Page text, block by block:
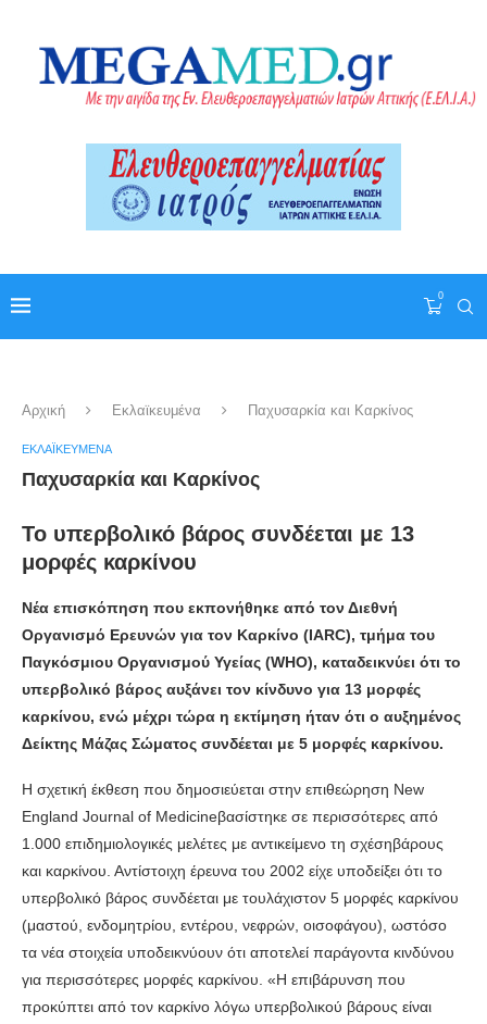
0
Αρχική Εκλαϊκευμένα Παχυσαρκία και Καρκίνος
ΕΚΛΑΪΚΕΥΜΈΝΑ
Παχυσαρκία και Καρκίνος
Το υπερβολικό βάρος συνδέεται με 13
μορφές καρκίνου
Νέα επισκόπηση που εκπονήθηκε από τον Διεθνή
Οργανισμό Ερευνών για τον Καρκίνο (IARC), τμήμα του
Παγκόσμιου Οργανισμού Υγείας (WHO), καταδεικνύει ότι το
υπερβολικό βάρος αυξάνει τον κίνδυνο για 13 μορφές
καρκίνου, ενώ μέχρι τώρα η εκτίμηση ήταν ότι ο αυξημένος
Δείκτης Μάζας Σώματος συνδέεται με 5 μορφές καρκίνου.
Η σχετική έκθεση που δημοσιεύεται στην επιθεώρηση New
England Journal of Medicineβασίστηκε σε περισσότερες από
1.000 επιδημιολογικές μελέτες με αντικείμενο τη σχέσηβάρους
και καρκίνου. Αντίστοιχη έρευνα του 2002 είχε υποδείξει ότι το
υπερβολικό βάρος συνδέεται με τουλάχιστον 5 μορφές καρκίνου
(μαστού, ενδομητρίου, εντέρου, νεφρών, οισοφάγου), ωστόσο
τα νέα στοιχεία υποδεικνύουν ότι αποτελεί παράγοντα κινδύνου
για περισσότερες μορφές καρκίνου. «Η επιβάρυνση που
προκύπτει από τον καρκίνο λόγω υπερβολικού βάρους είναι